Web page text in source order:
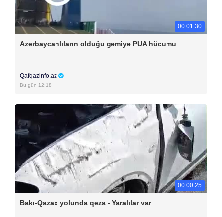
00:01:30
Azərbaycanlıların olduğu gəmiyə PUA hücumu
Qafqazinfo.az
Bu gün 12:18
00:00:25
Bakı-Qazax yolunda qəza - Yaralılar var